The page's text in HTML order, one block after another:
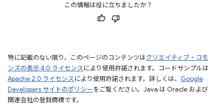
この情報は役に立ちましたか？
特に記載のない限り、このページのコンテンツはクリエイティブ・コモ
ンズの表示 4.0 ライセンスにより使用許諾されます。コードサンプルは
Apache 2.0 ライセンスにより使用許諾されます。詳しくは、 Google
Developers サイトのポリシーをご覧ください。Java は Oracle および
関連会社の登録商標です。